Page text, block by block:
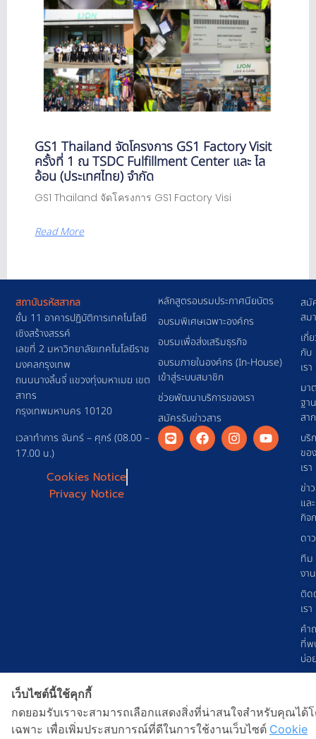
GS1 Thailand จัดโครงการ GS1 Factory Visit
ครั้งที่ 1 ณ TSDC Fulfillment Center และ ไล
อ้อน (ประเทศไทย) จำกัด
GS1 Thailand จัดโครงการ GS1 Factory Visi
Read More
สมั
สม
เกี่
กับ
เรา
มา
ฐาน
สา
บริ
ของ
เรา
ข่า
และ
กิจ
ดา
ทีม
งาน
ติด
เรา
คำ
ที่พ
บ่อ
หลักสูตรอบรมประกาศนียบัตร
อบรมพิเศษเฉพาะองค์กร
อบรมเพื่อส่งเสริมธุรกิจ
อบรมภายในองค์กร (In-House)
เข้าสู่ระบบสมาชิก
ช่วยพัฒนาบริการของเรา
สมัครรับข่าวสาร
สถาบันรหัสสากล
ชั้น 11 อาคารปฎิบัติการเทคโนโลยี
เชิงสร้างสรรค์
เลขที่ 2 มหาวิทยาลัยเทคโนโลยีราช
มงคลกรุงเทพ
ถนนนางลิ้นจี่ แขวงทุ่งมหาเมฆ เขต
สาทร
กรุงเทพมหานคร 10120
เวลาทำการ จันทร์ – ศุกร์ (08.00 –
17.00 น.)
Cookies Notice
Privacy Notice
© 2026 GS1 Thailand Copyright
เว็บไซต์นี้ใช้คุกกี้
กดยอมรับเราจะสามารถเลือกแสดงสิ่งที่น่าสนใจสำหรับคุณได้
เฉพาะ เพื่อเพิ่มประสบการณ์ที่ดีในการใช้งานเว็บไซต์ Cookie